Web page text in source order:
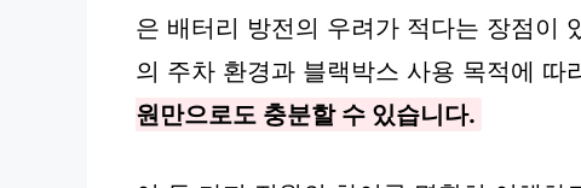
은 배터리 방전의 우려가 적다는 장점이
의 주차 환경과 블랙박스 사용 목적에 따
원만으로도 충분할 수 있습니다.